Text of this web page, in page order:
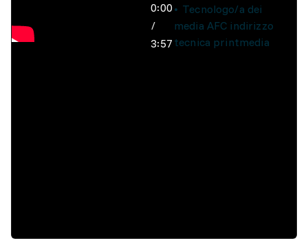
0:00
/
3:57
Tecnologo/a dei
media AFC indirizzo
tecnica printmedia